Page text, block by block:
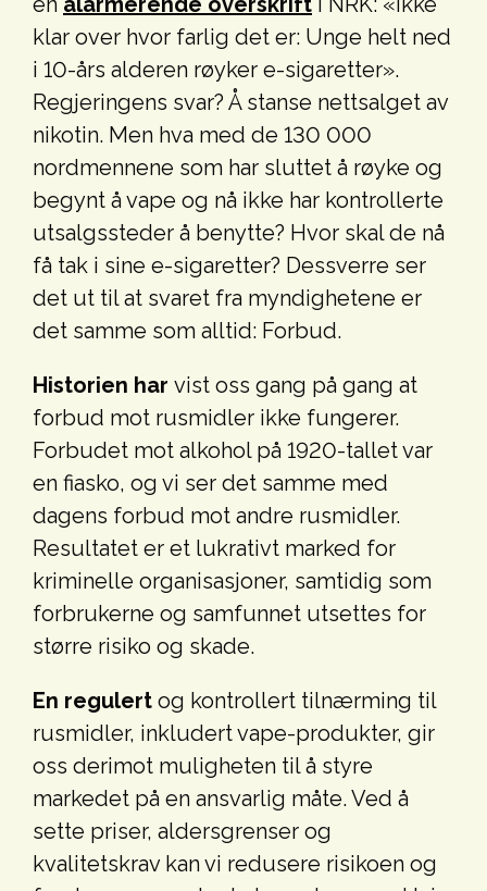
klar over hvor farlig det er: Unge helt ned
i 10-års alderen røyker e-sigaretter».
Regjeringens svar? Å stanse nettsalget av
nikotin. Men hva med de 130 000
nordmennene som har sluttet å røyke og
begynt å vape og nå ikke har kontrollerte
utsalgssteder å benytte? Hvor skal de nå
få tak i sine e-sigaretter? Dessverre ser
det ut til at svaret fra myndighetene er
det samme som alltid: Forbud.
Historien har vist oss gang på gang at
forbud mot rusmidler ikke fungerer.
Forbudet mot alkohol på 1920-tallet var
en fiasko, og vi ser det samme med
dagens forbud mot andre rusmidler.
Resultatet er et lukrativt marked for
kriminelle organisasjoner, samtidig som
forbrukerne og samfunnet utsettes for
større risiko og skade.
En regulert og kontrollert tilnærming til
rusmidler, inkludert vape-produkter, gir
oss derimot muligheten til å styre
markedet på en ansvarlig måte. Ved å
sette priser, aldersgrenser og
kvalitetskrav kan vi redusere risikoen og